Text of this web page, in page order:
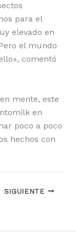
para el
elevado en
el mundo
comentó
en mente, este
en
poco a poco
hechos con
SIGUIENTE